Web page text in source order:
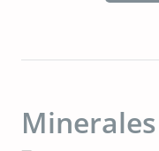
Minerales